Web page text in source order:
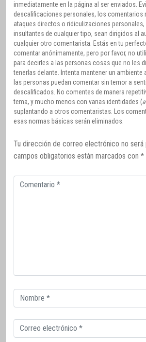
inmediatamente en la página al ser enviados.
descalificaciones personales, los comentarios
ataques directos o ridiculizaciones
insultantes de cualquier tipo, sean dirigidos al
cualquier otro comentarista. Estás en tu
comentar anónimamente, pero por favor, no
para decirles a las personas cosas que no les
tenerlas delante. Intenta mantener un ambiente
las personas puedan comentar sin temor a
descalificados. No comentes de manera
tema, y mucho menos con varias identidades (
suplantando a otros comentaristas. Los
esas normas básicas serán eliminados.
Tu dirección de correo electrónico no será
campos obligatorios están marcados con *
Comentario
Correo
electrónico
Correo
electrónico